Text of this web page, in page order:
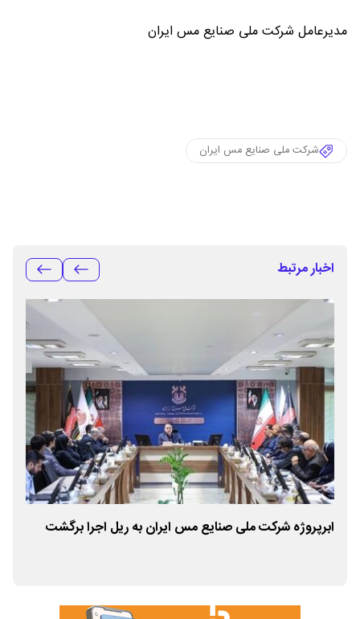
مدیرعامل شرکت ملی صنایع مس ایران
شرکت ملی صنایع مس ایران
اخبار مرتبط
ابرپروژه شرکت ملی صنایع مس ایران به ریل اجرا برگشت